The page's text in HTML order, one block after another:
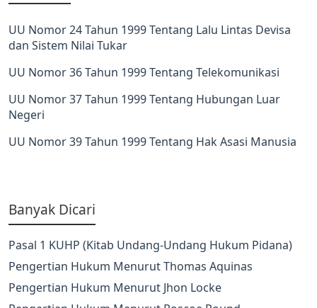
UU Nomor 24 Tahun 1999 Tentang Lalu Lintas Devisa
dan Sistem Nilai Tukar
UU Nomor 36 Tahun 1999 Tentang Telekomunikasi
UU Nomor 37 Tahun 1999 Tentang Hubungan Luar
Negeri
UU Nomor 39 Tahun 1999 Tentang Hak Asasi Manusia
Banyak Dicari
Pasal 1 KUHP (Kitab Undang-Undang Hukum Pidana)
Pengertian Hukum Menurut Thomas Aquinas
Pengertian Hukum Menurut Jhon Locke